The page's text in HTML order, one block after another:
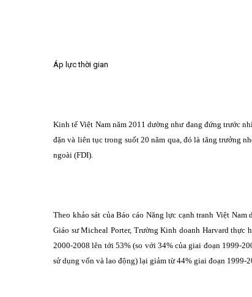
Áp lực thời gian
Kinh tế Việt Nam năm 2011 dường như đang đứng trước
đặn và liên tục trong suốt 20 năm qua, đó là tăng trưởng
ngoài (FDI).
Theo khảo sát của Báo cáo Năng lực cạnh tranh Việt
Giáo sư Micheal Porter, Trường Kinh doanh Harvard
2000-2008 lên tới 53% (so với 34% của giai đoạn 1999-
sử dụng vốn và lao động) lại giảm từ 44% giai đoạn